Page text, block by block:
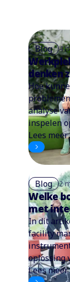
Blog 4
denken
Hoe
analyse
inspelen
Lees meer
Blog 2
Welke
met
In dit
facility
oplossing
Lees meer